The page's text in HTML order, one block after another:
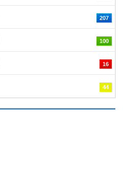
207
100
16
44